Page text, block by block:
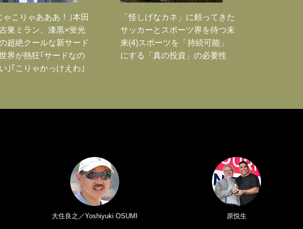
ゃこりゃあああ！｣本田
巣ミラン、漆黒×蛍光
超絶クールな新サード
界が熱狂｢サードなの
｣｢こりゃかっけえわ｣
「怪しげなカネ」に頼ってきた
サッカーとスポーツ界を待つ未
来(4)スポーツを「持続可能」
にする「真の投資」の必要性
大住良之／Yoshiyuki OSUMI 原悦生